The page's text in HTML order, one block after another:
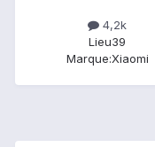
4,2k
Lieu39
Marque:Xiaomi